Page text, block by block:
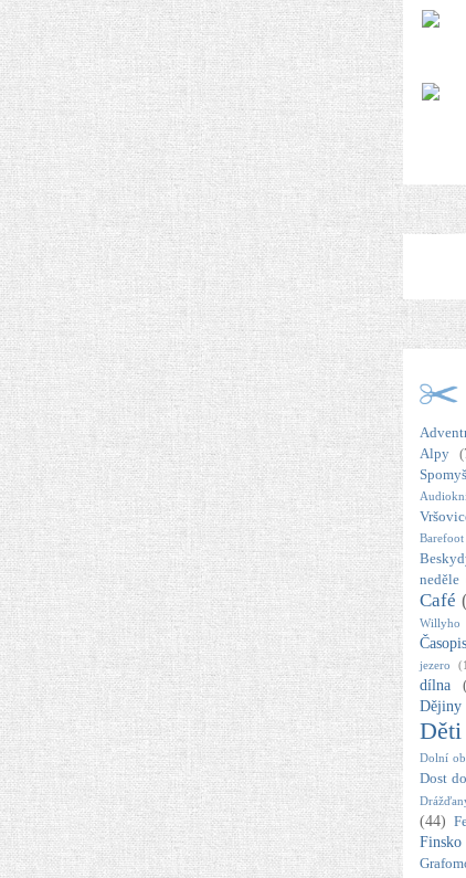
Alpy
Barefoot
neděle
Café
Willyho
jezero
dílna
Děti
Dolní
Dost
(44)
Finsko